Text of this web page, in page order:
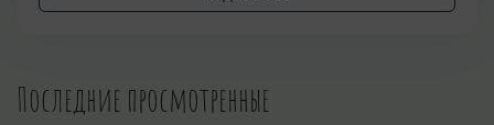
Последние просмотренные